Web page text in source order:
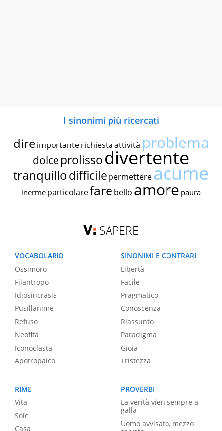
I sinonimi più ricercati
dire importante richiestaattività problema
dolce prolissodivertente
tranquillodifficile permettereacume
inerme particolarefare bello amore paura
SAPERE
VOCABOLARIO
Ossimoro
Filantropo
Idiosincrasia
Pusillanime
Refuso
Neofita
Iconoclasta
Apotropaico
SINONIMI E CONTRARI
Libertà
Facile
Pragmatico
Conoscenza
Riassunto
Paradigma
Gioia
Tristezza
RIME
Vita
Sole
Casa
PROVERBI
La verità vien sempre a
galla
Uomo avvisato, mezzo